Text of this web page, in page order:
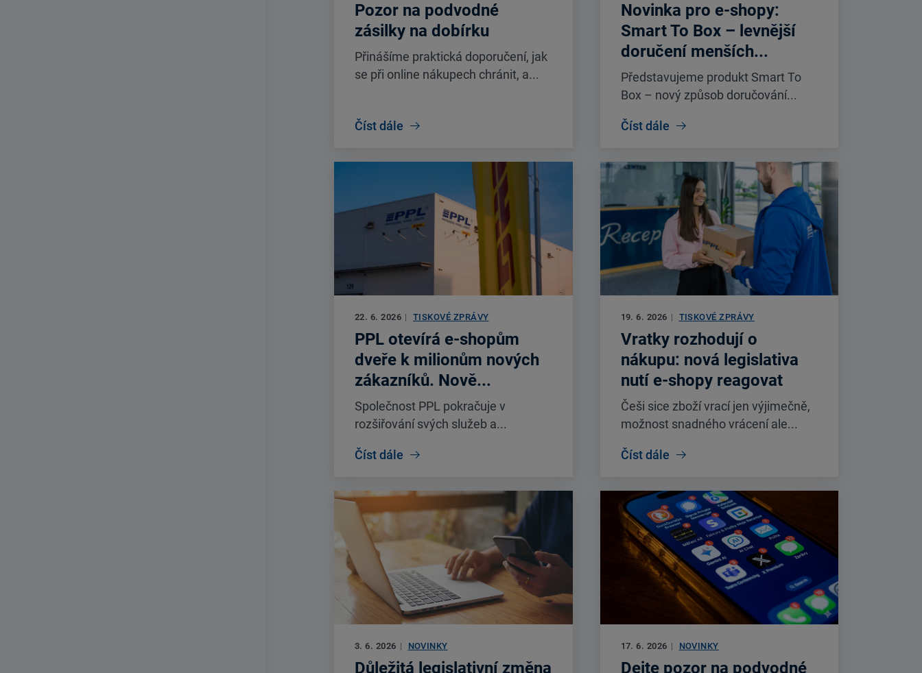
Pozor na podvodné
zásilky na dobírku
Přinášíme praktická doporučení, jak
se při online nákupech chránit, a...
Číst dále
Novinka pro e-shopy:
Smart To Box – levnější
doručení menších...
Představujeme produkt Smart To
Box – nový způsob doručování...
Číst dále
22. 6. 2026 | TISKOVÉ ZPRÁVY
PPL otevírá e-shopům
dveře k milionům nových
zákazníků. Nově...
Společnost PPL pokračuje v
rozšiřování svých služeb a...
Číst dále
19. 6. 2026 | TISKOVÉ ZPRÁVY
Vratky rozhodují o
nákupu: nová legislativa
nutí e-shopy reagovat
Češi sice zboží vrací jen výjimečně,
možnost snadného vrácení ale...
Číst dále
3. 6. 2026 | NOVINKY
Důležitá legislativní změna
17. 6. 2026 | NOVINKY
Dejte pozor na podvodné